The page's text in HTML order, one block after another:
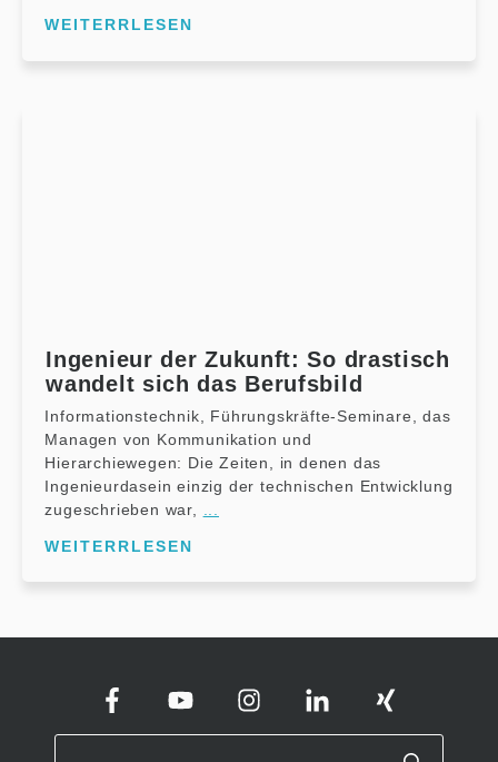
WEITERRLESEN
Ingenieur der Zukunft: So drastisch
wandelt sich das Berufsbild
Informationstechnik, Führungskräfte-Seminare, das
Managen von Kommunikation und
Hierarchiewegen: Die Zeiten, in denen das
Ingenieurdasein einzig der technischen Entwicklung
zugeschrieben war,
WEITERRLESEN